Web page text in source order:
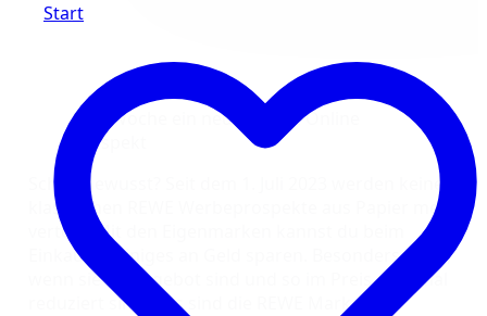
Jede Woche ein neuer REWE Online
Prospekt
Schon gewusst? Seit dem 1. Juli 2023 werden keine
klassischen REWE Werbeprospekte aus Papier mehr
verteilt. Mit den Eigenmarken kannst du beim
Einkaufen einiges an Geld sparen. Besonders dann,
wenn sie im Angebot sind und so im Preis nochmal
reduziert sind. Das sind die REWE Marken:
Start